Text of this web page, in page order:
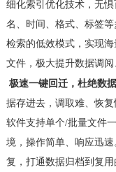
细化索引优化技术，无
名、时间、格式、标签
检索的低效模式，实现
文件，极大提升数据调
极速一键回迁，杜绝数据
据存进去，调取难、恢
软件支持单个/批量文件
境，操作简单、响应迅
复，打通数据归档到复用